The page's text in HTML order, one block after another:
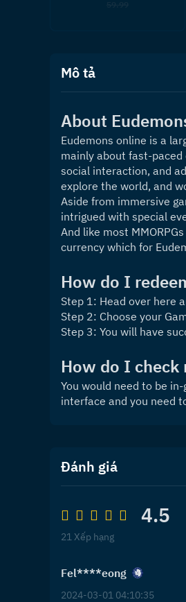
Mô tả
About
Eudemons online is a
mainly about fast-
social interaction, and
explore the world, and
Aside from immersive
intrigued with special
And like most
currency which for
How do I
Step 1: Head over here
Step 2: Choose your
Step 3: You will have
How do I check
You would need to be
interface and you need
Đánh giá
4.5
21 Xếp hạng
Fel****eong
2024-03-01 04:10:35